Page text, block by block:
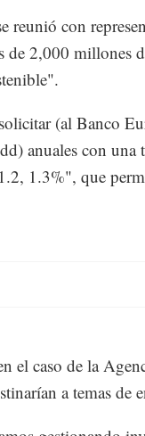
reunió con
de 2,000 millones
(al Banco
anuales con una
1.3%", que
el caso de la
a temas de